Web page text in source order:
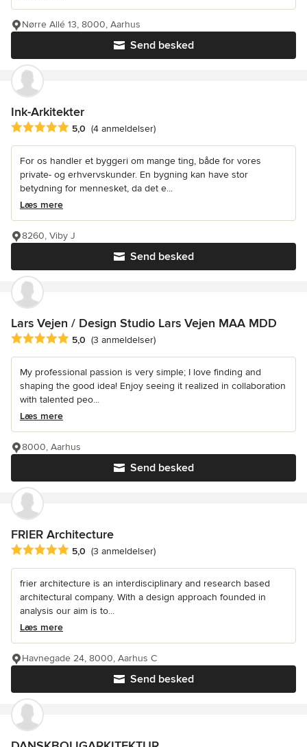
Send besked
Nørre Allé 13, 8000, Aarhus
Ink-Arkitekter
Gennemsnitlig bedømmelse: 5 ud af 5 stjerner
5,0 (4 anmeldelser)
For os handler et byggeri om mange ting, både for vores
private- og erhvervskunder. En bygning kan have stor
betydning for mennesket, da det e...
Læs mere
Send besked
8260, Viby J
Lars Vejen / Design Studio Lars Vejen MAA MDD
Gennemsnitlig bedømmelse: 5 ud af 5 stjerner
5,0 (3 anmeldelser)
My professional passion is very simple; I love finding and
shaping the good idea! Enjoy seeing it realized in collaboration
with talented peo...
Læs mere
Send besked
8000, Aarhus
FRIER Architecture
Gennemsnitlig bedømmelse: 5 ud af 5 stjerner
5,0 (3 anmeldelser)
frier architecture is an interdisciplinary and research based
architectural company. With a design approach founded in
analysis our aim is to...
Læs mere
Send besked
Havnegade 24, 8000, Aarhus C